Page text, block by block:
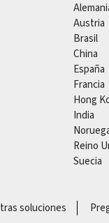
Austria
Brasil
China
España
Francia
Hong
India
Reino
Suecia
soluciones